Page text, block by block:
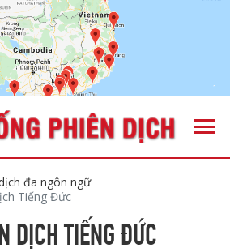
đa ngôn ngữ
Tiếng Đức
DỊCH TIẾNG ĐỨC